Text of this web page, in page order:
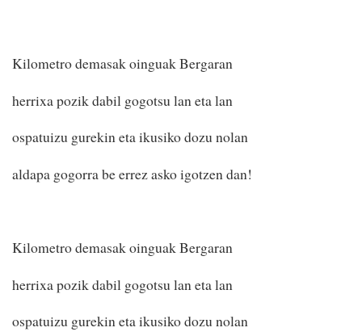
Kilometro demasak oinguak Bergaran
herrixa pozik dabil gogotsu lan eta lan
ospatuizu gurekin eta ikusiko dozu nolan
aldapa gogorra be errez asko igotzen dan!
Kilometro demasak oinguak Bergaran
herrixa pozik dabil gogotsu lan eta lan
ospatuizu gurekin eta ikusiko dozu nolan